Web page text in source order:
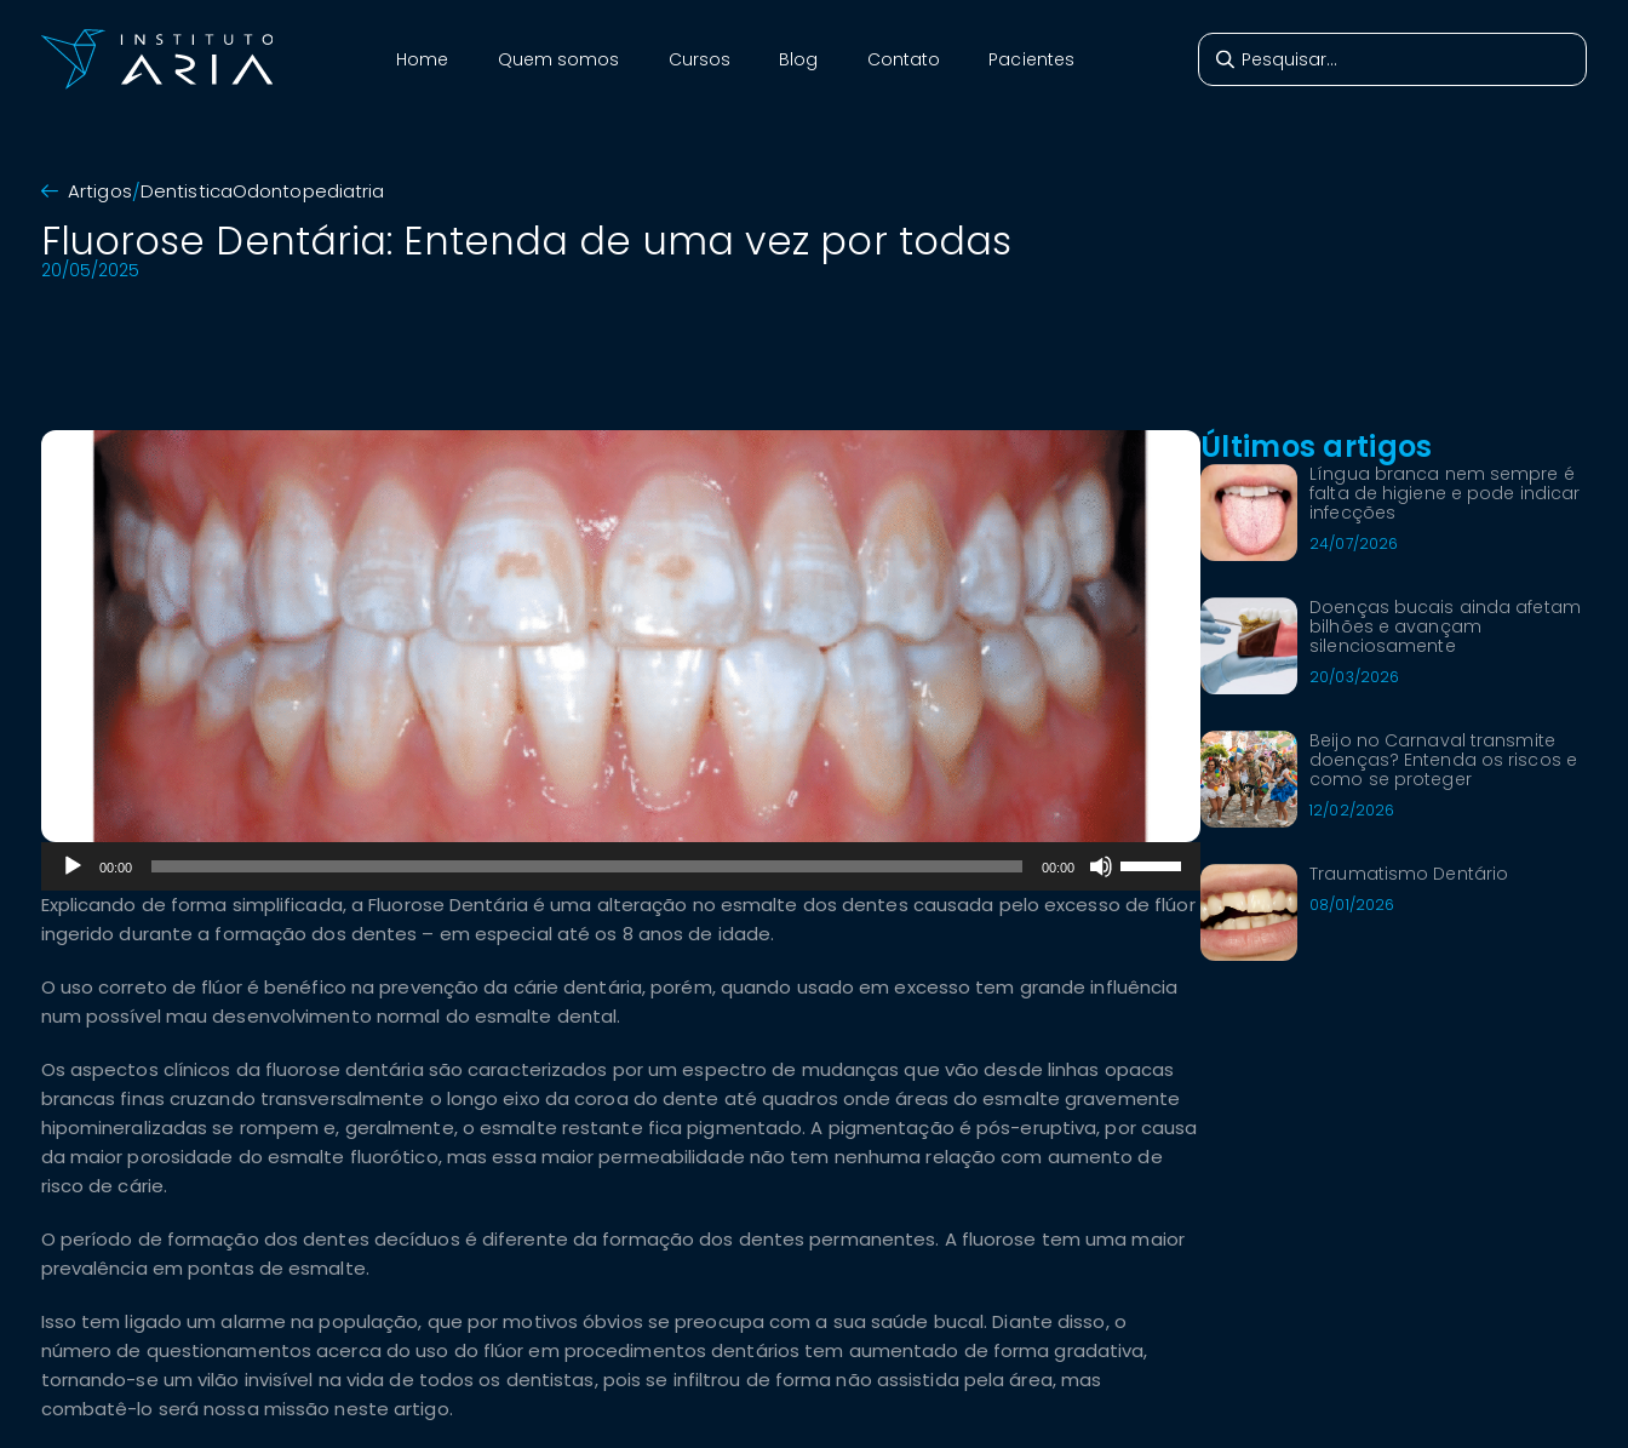
Home Quem somos Cursos Blog Contato Pacientes
Artigos DentisticaOdontopediatria
Fluorose Dentária: Entenda de uma vez por todas
20/05/2025
Tocador
de
áudio
00:00 00:00
setas
ou
volume.
Explicando de forma simplificada, a Fluorose Dentária é uma alteração no esmalte dos dentes causada pelo excesso de flúor
ingerido durante a formação dos dentes – em especial até os 8 anos de idade.
O uso correto de flúor é benéfico na prevenção da cárie dentária, porém, quando usado em excesso tem grande influência
num possível mau desenvolvimento normal do esmalte dental.
Os aspectos clínicos da fluorose dentária são caracterizados por um espectro de mudanças que vão desde linhas opacas
brancas finas cruzando transversalmente o longo eixo da coroa do dente até quadros onde áreas do esmalte gravemente
hipomineralizadas se rompem e, geralmente, o esmalte restante fica pigmentado. A pigmentação é pós-eruptiva, por causa
da maior porosidade do esmalte fluorótico, mas essa maior permeabilidade não tem nenhuma relação com aumento de
risco de cárie.
O período de formação dos dentes decíduos é diferente da formação dos dentes permanentes. A fluorose tem uma maior
prevalência em pontas de esmalte.
Isso tem ligado um alarme na população, que por motivos óbvios se preocupa com a sua saúde bucal. Diante disso, o
número de questionamentos acerca do uso do flúor em procedimentos dentários tem aumentado de forma gradativa,
tornando-se um vilão invisível na vida de todos os dentistas, pois se infiltrou de forma não assistida pela área, mas
combatê-lo será nossa missão neste artigo.
Últimos artigos
Língua branca nem sempre é
falta de higiene e pode indicar
infecções
24/07/2026
Doenças bucais ainda afetam
bilhões e avançam
silenciosamente
20/03/2026
Beijo no Carnaval transmite
doenças? Entenda os riscos e
como se proteger
12/02/2026
Traumatismo Dentário
08/01/2026